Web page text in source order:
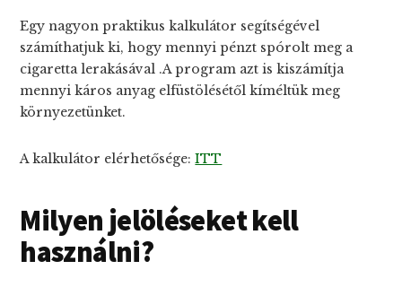
Egy nagyon praktikus kalkulátor segítségével
számíthatjuk ki, hogy mennyi pénzt spórolt meg a
cigaretta lerakásával .A program azt is kiszámítja
mennyi káros anyag elfüstölésétől kíméltük meg
környezetünket.
A kalkulátor elérhetősége:ITT
Milyen jelöléseket kell
használni?